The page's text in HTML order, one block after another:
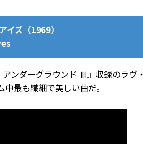
ズ（1969）
ンダーグラウンド Ⅲ』収録のラヴ・
最も繊細で美しい曲だ。